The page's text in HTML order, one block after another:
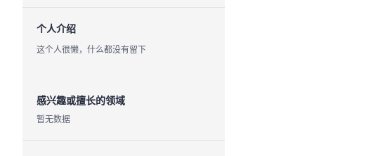
个人介绍
这个人很懒，什么都没有留下
感兴趣或擅长的领域
暂无数据